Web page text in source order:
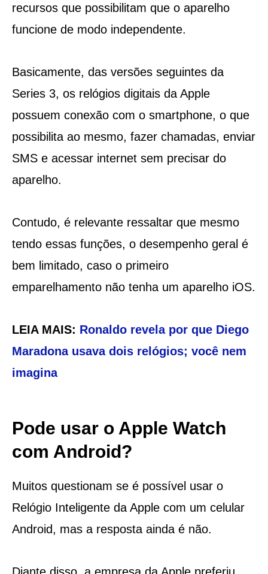
recursos que possibilitam que o aparelho
funcione de modo independente.
Basicamente, das versões seguintes da
Series 3, os relógios digitais da Apple
possuem conexão com o smartphone, o que
possibilita ao mesmo, fazer chamadas, enviar
SMS e acessar internet sem precisar do
aparelho.
Contudo, é relevante ressaltar que mesmo
tendo essas funções, o desempenho geral é
bem limitado, caso o primeiro
emparelhamento não tenha um aparelho iOS.
LEIA MAIS: Ronaldo revela por que Diego
Maradona usava dois relógios; você nem
imagina
Pode usar o Apple Watch
com Android?
Muitos questionam se é possível usar o
Relógio Inteligente da Apple com um celular
Android, mas a resposta ainda é não.